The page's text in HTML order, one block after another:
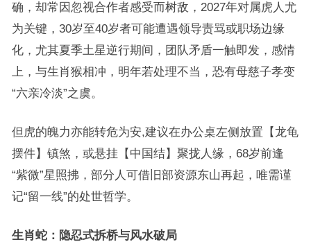
确，却常因忽视合作者感受而树敌，2027年对属虎人尤
为关键，30岁至40岁者可能遭遇领导责骂或职场边缘
化，尤其夏季土星逆行期间，团队矛盾一触即发，感情
上，与生肖猴相冲，明年若处理不当，恐有母慈子孝变
“六亲冷淡”之虞。
但虎的魄力亦能转危为安,建议在办公桌左侧放置【龙龟
摆件】镇煞，或悬挂【中国结】聚拢人缘，68岁前逢
“紫微”星照拂，部分人可借旧部资源东山再起，唯需谨
记“留一线”的处世哲学。
生肖蛇：隐忍式拆桥与风水破局